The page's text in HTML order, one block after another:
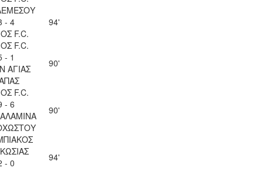
- 4
F.C.
94'
F.C.
- 1
ΑΓΙΑΣ
90'
F.C.
- 6
90'
- 0
94'